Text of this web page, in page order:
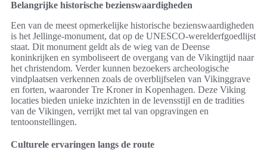
Belangrijke historische bezienswaardigheden
Een van de meest opmerkelijke historische bezienswaardigheden
is het Jellinge-monument, dat op de UNESCO-werelderfgoedlijst
staat. Dit monument geldt als de wieg van de Deense
koninkrijken en symboliseert de overgang van de Vikingtijd naar
het christendom. Verder kunnen bezoekers archeologische
vindplaatsen verkennen zoals de overblijfselen van Vikinggrave
en forten, waaronder Tre Kroner in Kopenhagen. Deze Viking
locaties bieden unieke inzichten in de levensstijl en de tradities
van de Vikingen, verrijkt met tal van opgravingen en
tentoonstellingen.
Culturele ervaringen langs de route